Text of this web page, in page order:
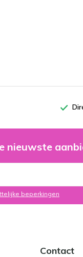
nieuwste
beperkingen
Contact